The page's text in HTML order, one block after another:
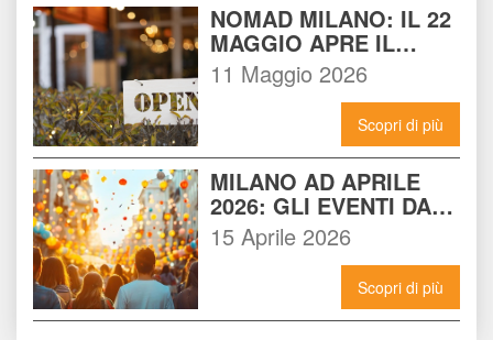
NOMAD MILANO: IL 22
MAGGIO APRE IL
LOCALE CHE
CAMBIERÀ I VENERDÌ
SERA A MILANO
11 Maggio 2026
Scopri di più
MILANO AD APRILE
2026: GLI EVENTI DA
NON PERDERE E
COME VIVERLI AL
15 Aprile 2026
Scopri di più